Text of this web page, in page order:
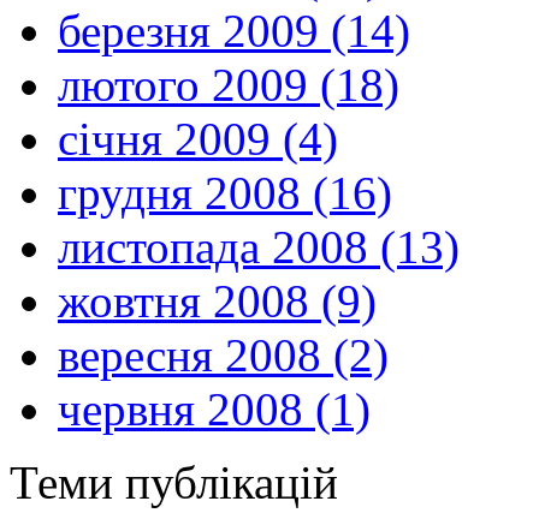
березня 2009 (14)
лютого 2009 (18)
січня 2009 (4)
грудня 2008 (16)
листопада 2008 (13)
жовтня 2008 (9)
вересня 2008 (2)
червня 2008 (1)
Теми публікацій